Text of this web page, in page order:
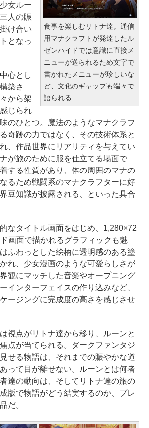
食事を楽しむリトナ達。通信
用マナクラフトが発達したル
ゼンハイドでは意識に直接メ
ニューが送られるため文字で
書かれたメニューが珍しいな
ど、文化のギャップも端々で
語られる
女ルー
人の賑
け合い
となっ
心とし
築さ
から架
じられ
のひとつ。魔法のようなマナクラフ
奇跡の力ではなく、その技術体系と
、作品世界にリアリティを与えてい
が旅のために服を仕立てる場面で
する性質があり、体の周囲のマナの
るため戦闘系のマナクラフターに好
豆知識が披露される、といった具合
なタイトル画面をはじめ、1,280×72
画面で描かれるグラフィックも魅
ふわっとした絵柄に透明感のある塗
れ、少女漫画のような可愛らしさが
観にマッチした音楽やオープニング
インターフェイスの作り込みなど、
ージングに完成度の高さを感じさせ
視点がリトナ達から移り、ルーンと
点が当てられる。ダークファンタジ
せる物語は、それまでの賑やかな道
って目が離せない。ルーンとは何者
達の動向は、そしてリトナ達の旅の
版で物語がどう結実するのか、プレ
だ。